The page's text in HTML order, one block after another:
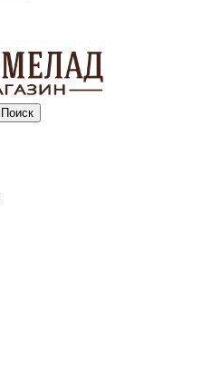
Поиск